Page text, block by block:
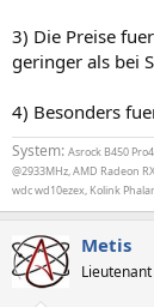
3) Die Preise
geringer als bei
4) Besonders
System: Asrock B450
@2933MHz, AMD Radeon
wdc wd10ezex, Kolink
Metis
Lieutenant